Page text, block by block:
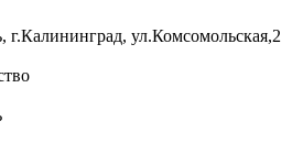
г.Калининград, ул.Комсомольская,2